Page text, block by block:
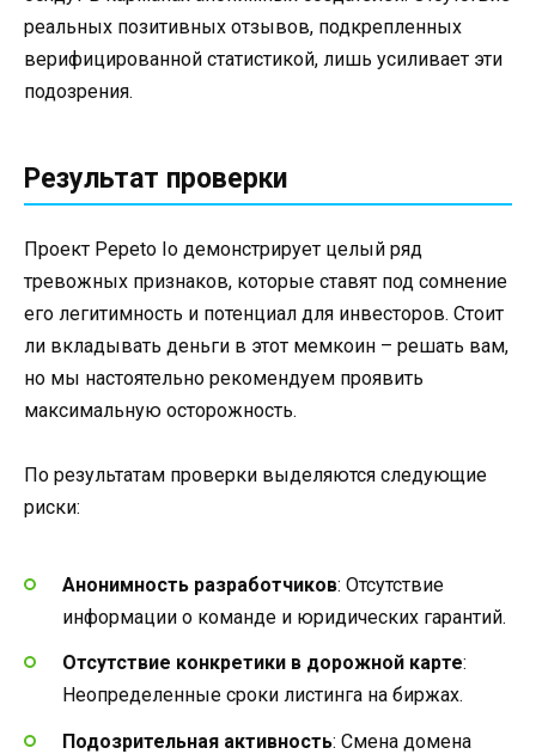
реальных позитивных отзывов, подкрепленных
верифицированной статистикой, лишь усиливает эти
подозрения.
Результат проверки
Проект Pepeto Io демонстрирует целый ряд
тревожных признаков, которые ставят под сомнение
его легитимность и потенциал для инвесторов. Стоит
ли вкладывать деньги в этот мемкоин – решать вам,
но мы настоятельно рекомендуем проявить
максимальную осторожность.
По результатам проверки выделяются следующие
риски:
Анонимность разработчиков: Отсутствие
информации о команде и юридических гарантий.
Отсутствие конкретики в дорожной карте:
Неопределенные сроки листинга на биржах.
Подозрительная активность: Смена домена